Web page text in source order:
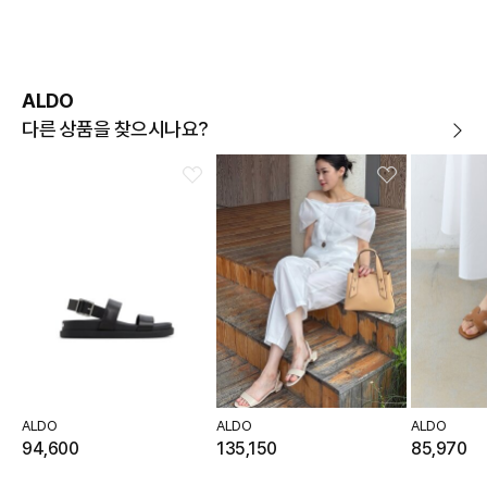
ALDO
다른 상품을 찾으시나요?
ALDO
94,600
ALDO
135,150
ALDO
85,970